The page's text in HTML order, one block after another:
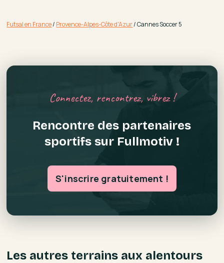
Futsal en France/ Provence-Alpes-Côte d'Azur/Cannes Soccer 5
Connectez, rencontrez, vibrez !
Rencontre des partenaires
sportifs sur Fullmotiv !
S'inscrire gratuitement !
Les autres terrains aux alentours